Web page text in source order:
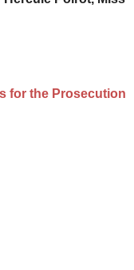
for the Prosecution